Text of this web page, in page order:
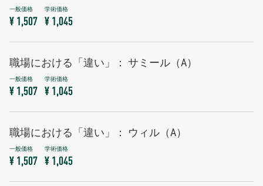
¥ 1,507 ¥ 1,045
職場における「違い」： サミール（A）
¥ 1,507 ¥ 1,045
職場における「違い」： ウィル（A）
¥ 1,507 ¥ 1,045